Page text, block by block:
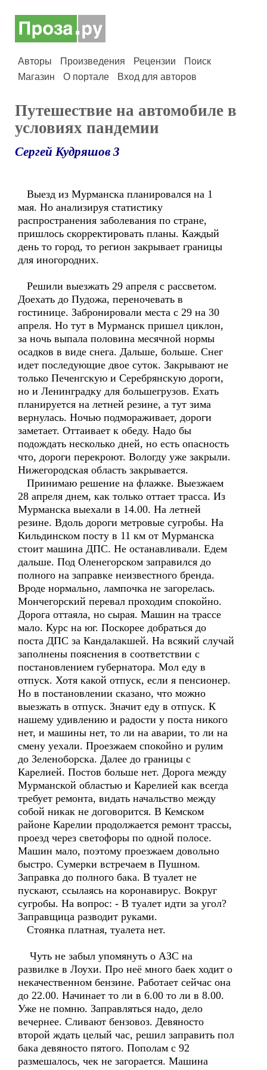
Авторы Произведения Рецензии
Поиск
Магазин
О портале Вход для авторов
Путешествие на автомобиле в
условиях пандемии
Сергей Кудряшов 3
Выезд из Мурманска планировался на 1
мая. Но анализируя статистику
распространения заболевания по стране,
пришлось скорректировать планы. Каждый
день то город, то регион закрывает границы
для иногородних.
Решили выезжать 29 апреля с рассветом.
Доехать до Пудожа, переночевать в
гостинице. Забронировали места с 29 на 30
апреля. Но тут в Мурманск пришел циклон,
за ночь выпала половина месячной нормы
осадков в виде снега. Дальше, больше. Снег
идет последующие двое суток. Закрывают не
только Печенгскую и Серебрянскую дороги,
но и Ленинградку для большегрузов. Ехать
планируется на летней резине, а тут зима
вернулась. Ночью подмораживает, дороги
заметает. Оттаивает к обеду. Надо бы
подождать несколько дней, но есть опасность
что, дороги перекроют. Вологду уже закрыли.
Нижегородская область закрывается.
Принимаю решение на флажке. Выезжаем
28 апреля днем, как только оттает трасса. Из
Мурманска выехали в 14.00. На летней
резине. Вдоль дороги метровые сугробы. На
Кильдинском посту в 11 км от Мурманска
стоит машина ДПС. Не останавливали. Едем
дальше. Под Оленегорском заправился до
полного на заправке неизвестного бренда.
Вроде нормально, лампочка не загорелась.
Мончегорский перевал проходим спокойно.
Дорога оттаяла, но сырая. Машин на трассе
мало. Курс на юг. Поскорее добраться до
поста ДПС за Кандалакшей. На всякий случай
заполнены пояснения в соответствии с
постановлением губернатора. Мол еду в
отпуск. Хотя какой отпуск, если я пенсионер.
Но в постановлении сказано, что можно
выезжать в отпуск. Значит еду в отпуск. К
нашему удивлению и радости у поста никого
нет, и машины нет, то ли на аварии, то ли на
смену уехали. Проезжаем спокойно и рулим
до Зеленоборска. Далее до границы с
Карелией. Постов больше нет. Дорога между
Мурманской областью и Карелией как всегда
требует ремонта, видать начальство между
собой никак не договорится. В Кемском
районе Карелии продолжается ремонт трассы,
проезд через светофоры по одной полосе.
Машин мало, поэтому проезжаем довольно
быстро. Сумерки встречаем в Пушном.
Заправка до полного бака. В туалет не
пускают, ссылаясь на коронавирус. Вокруг
сугробы. На вопрос: - В туалет идти за угол?
Заправщица разводит руками.
Стоянка платная, туалета нет.
Чуть не забыл упомянуть о АЗС на
развилке в Лоухи. Про неё много баек ходит о
некачественном бензине. Работает сейчас она
до 22.00. Начинает то ли в 6.00 то ли в 8.00.
Уже не помню. Заправляться надо, дело
вечернее. Сливают бензовоз. Девяносто
второй ждать целый час, решил заправить пол
бака девяносто пятого. Пополам с 92
размешалось, чек не загорается. Машина